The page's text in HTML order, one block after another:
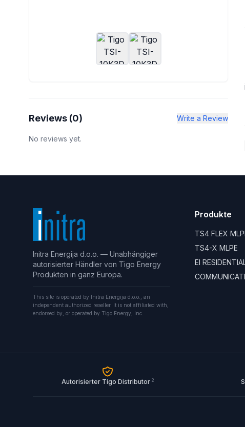
Reviews (0) Write a Review
No reviews yet.
Initra Energija d.o.o. — Unabhängiger
autorisierter Händler von Tigo Energy
Produkten in ganz Europa.
This site is operated by Initra Energija d.o.o., an
independent authorized reseller. It is not affiliated with,
endorsed by, or operated by Tigo Energy, Inc.
Produkte
TS4 FLEX
TS4-X MLPE
EI
Autorisierter Tigo Distributor 2